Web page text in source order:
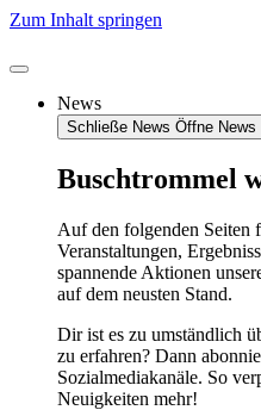
Zum Inhalt springen
News
Schließe News Öffne News
Buschtrommel
Auf den folgenden Seiten
Veranstaltungen,
spannende Aktionen
auf dem neusten Stand.
Dir ist es zu umständlich
zu erfahren? Dann
Sozialmediakanäle. So
Neuigkeiten mehr!